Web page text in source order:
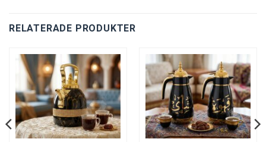
RELATERADE PRODUKTER